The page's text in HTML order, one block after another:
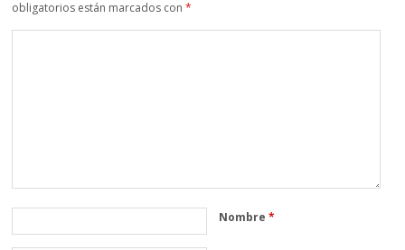
obligatorios están marcados con*
Nombre*